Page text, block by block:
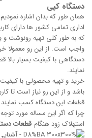
دستگاه کپی
همان طور که بدان اشاره
اداری تمامی کشور ها دارای
که به طور کلی تهیه رونوشت
واجب است. از این رو معمولا
دستگاهی با کیفیت بسیار بالا
نمایند.
خرید و تهیه محصولی با
باشد و از این رو نیاز است تا
قطعات این دستگاه کسب نمایند
چرا که اگر این مساله مورد
استهلاک زود هنگام قطعات